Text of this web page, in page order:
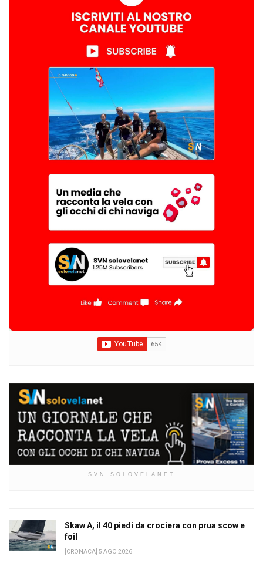
SVN SOLOVELANET
Skaw A, il 40 piedi da crociera con prua scow e
foil
[CRONACA] 5 AGO 2026